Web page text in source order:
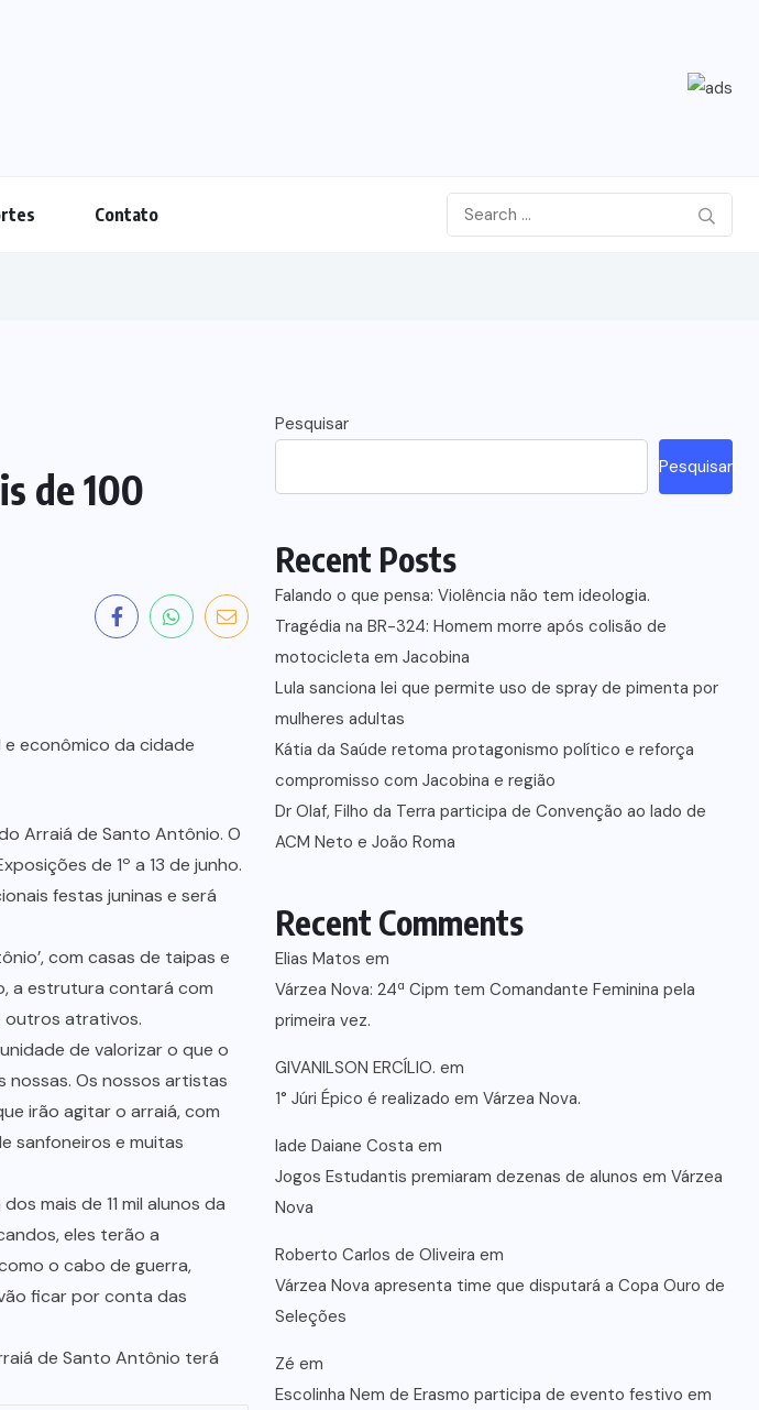
Contato
de 100
econômico da cidade
Arraiá de Santo Antônio. O
de 1º a 13 de junho.
festas juninas e será
com casas de taipas e
a estrutura contará com
outros atrativos.
de valorizar o que o
nossas. Os nossos artistas
irão agitar o arraiá, com
sanfoneiros e muitas
mais de 11 mil alunos da
eles terão a
o cabo de guerra,
ficar por conta das
de Santo Antônio terá
Pesquisar
Pesquisar
Recent Posts
Falando o que pensa: Violência não tem ideologia.
Tragédia na BR-324: Homem morre após colisão de
motocicleta em Jacobina
Lula sanciona lei que permite uso de spray de pimenta por
mulheres adultas
Kátia da Saúde retoma protagonismo político e reforça
compromisso com Jacobina e região
Dr Olaf, Filho da Terra participa de Convenção ao lado de
ACM Neto e João Roma
Recent Comments
Elias Matos em
Várzea Nova: 24ª Cipm tem Comandante Feminina pela
primeira vez.
GIVANILSON ERCÍLIO. em
1° Júri Épico é realizado em Várzea Nova.
lade Daiane Costa em
Jogos Estudantis premiaram dezenas de alunos em Várzea
Nova
Roberto Carlos de Oliveira em
Várzea Nova apresenta time que disputará a Copa Ouro de
Seleções
Zé em
Escolinha Nem de Erasmo participa de evento festivo em